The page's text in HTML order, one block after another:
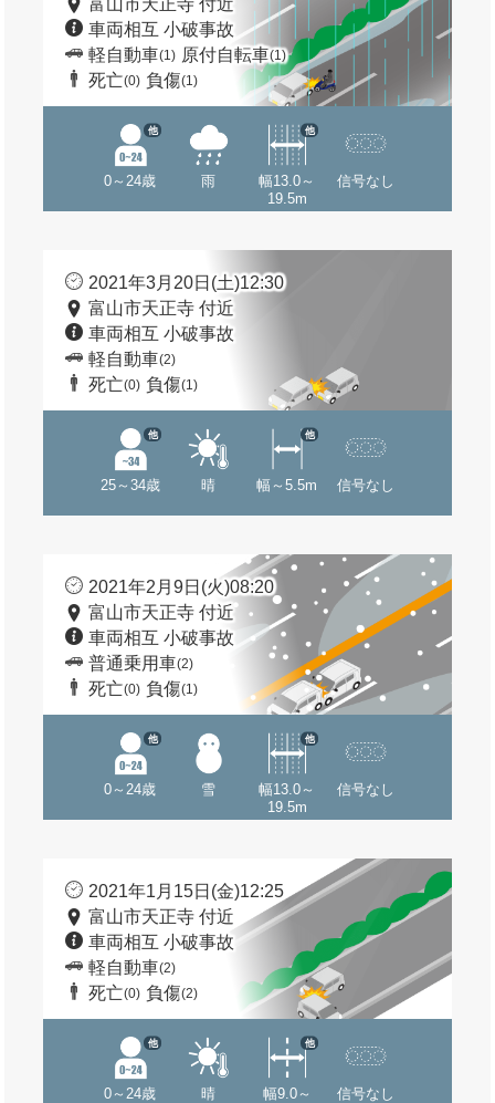
富山市天正寺 付近
車両相互 小破事故
軽自動車(1) 原付自転車(1)
死亡(0) 負傷(1)
0～24歳
他
雨
幅13.0～
19.5m
他
信号なし
2021年3月20日(土)12:30
富山市天正寺 付近
車両相互 小破事故
軽自動車(2)
死亡(0) 負傷(1)
25～34歳
他
晴 幅～5.5m
他
信号なし
2021年2月9日(火)08:20
富山市天正寺 付近
車両相互 小破事故
普通乗用車(2)
死亡(0) 負傷(1)
0～24歳
他
雪
幅13.0～
19.5m
他
信号なし
2021年1月15日(金)12:25
富山市天正寺 付近
車両相互 小破事故
軽自動車(2)
死亡(0) 負傷(2)
0～24歳
他
晴
幅9.0～
他
信号なし